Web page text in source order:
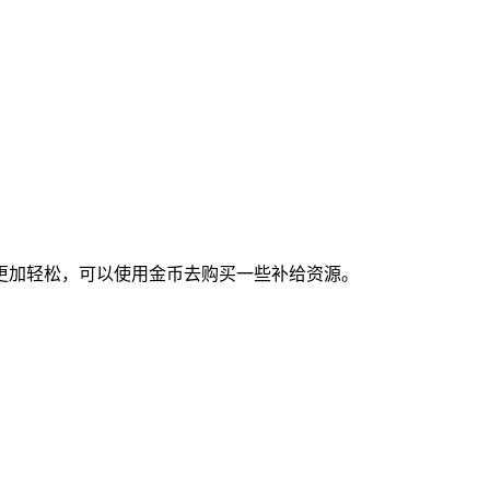
轻松，可以使用金币去购买一些补给资源。